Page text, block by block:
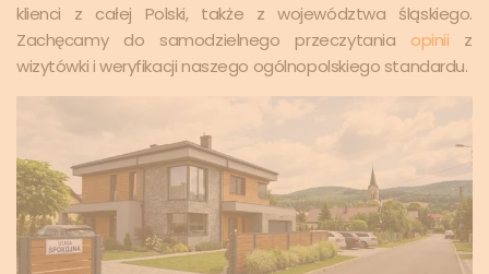
klienci z całej Polski, także z województwa śląskiego.
Zachęcamy do samodzielnego przeczytania opinii z
wizytówki i weryfikacji naszego ogólnopolskiego standardu.